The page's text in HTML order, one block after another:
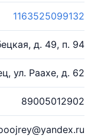
1163525099132
д. 49, п. 94
ул. Раахе, д. 62
89005012902